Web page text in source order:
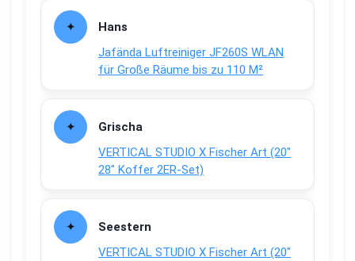
Hans
Jafända Luftreiniger JF260S WLAN
für Große Räume bis zu 110 M²
Grischa
VERTICAL STUDIO X Fischer Art (20″
28″ Koffer 2ER-Set)
Seestern
VERTICAL STUDIO X Fischer Art (20″